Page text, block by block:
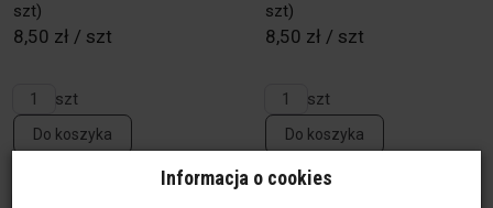
szt)
8,50 zł / szt
szt
Do koszyka
szt)
8,50 zł / szt
szt
Do koszyka
Informacja o cookies